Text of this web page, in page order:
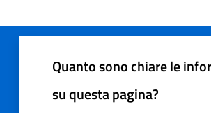
Quanto sono chiare le
su questa pagina?